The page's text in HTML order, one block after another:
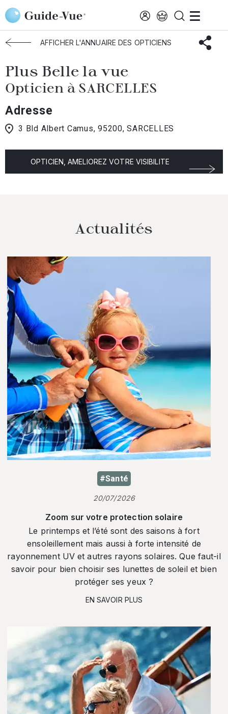
Aller au contenu principal
Accueil Choisir mon opticien Sarcelles Plus Belle La Vue
AFFICHER L'ANNUAIRE DES OPTICIENS
Plus Belle la vue
Opticien à SARCELLES
Adresse
3 Bld Albert Camus, 95200, SARCELLES
OPTICIEN, AMELIOREZ VOTRE VISIBILITE
Actualités
#Santé
20/07/2026
Zoom sur votre protection solaire
Le printemps et l’été sont des saisons à fort
ensoleillement mais aussi à forte intensité de
rayonnement UV et autres rayons solaires. Que faut-il
savoir pour bien choisir ses lunettes de soleil et bien
protéger ses yeux ?
EN SAVOIR PLUS